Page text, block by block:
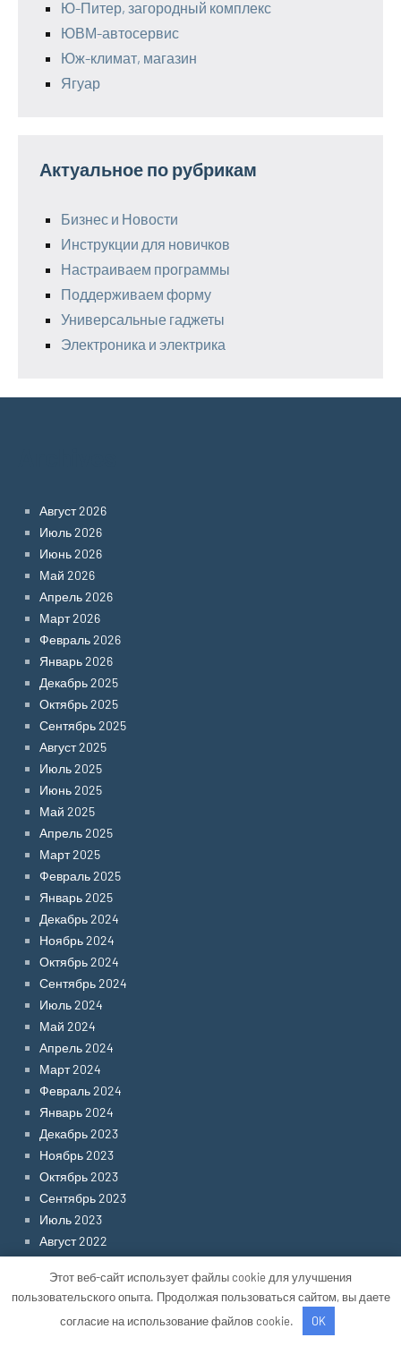
Ю-Питер, загородный комплекс
ЮВМ-автосервис
Юж-климат, магазин
Ягуар
Актуальное по рубрикам
Бизнес и Новости
Инструкции для новичков
Настраиваем программы
Поддерживаем форму
Универсальные гаджеты
Электроника и электрика
Август 2026
Июль 2026
Июнь 2026
Май 2026
Апрель 2026
Март 2026
Февраль 2026
Январь 2026
Декабрь 2025
Октябрь 2025
Сентябрь 2025
Август 2025
Июль 2025
Июнь 2025
Май 2025
Апрель 2025
Март 2025
Февраль 2025
Январь 2025
Декабрь 2024
Ноябрь 2024
Октябрь 2024
Сентябрь 2024
Июль 2024
Май 2024
Апрель 2024
Март 2024
Февраль 2024
Январь 2024
Декабрь 2023
Ноябрь 2023
Октябрь 2023
Сентябрь 2023
Июль 2023
Август 2022
Май 2022
Апрель 2022
Март 2022
Этот веб-сайт использует файлы cookie для улучшения
пользовательского опыта. Продолжая пользоваться сайтом, вы даете
согласие на использование файлов cookie.
OK